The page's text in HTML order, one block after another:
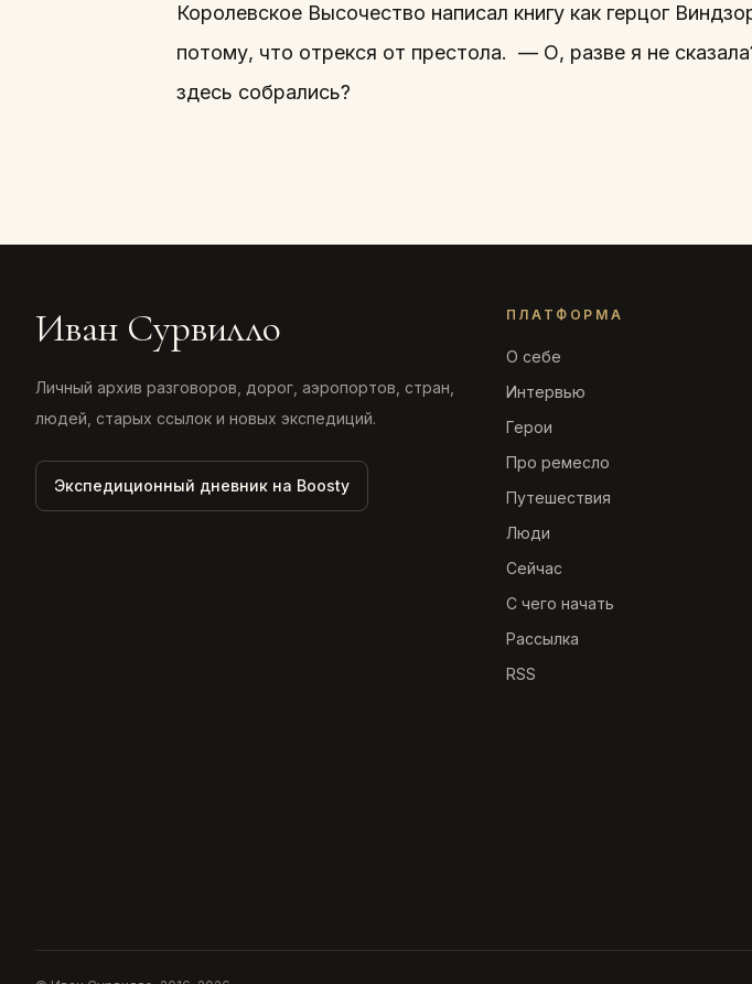
Королевское Высочество написал книгу как герцог
потому, что отрекся от престола. — О, разве я не
здесь собрались?
Иван Сурвилло
Личный архив разговоров, дорог, аэропортов, стран,
людей, старых ссылок и новых экспедиций.
Экспедиционный дневник на Boosty
ПЛАТФОРМА
О себе
Интервью
Герои
Про ремесло
Путешествия
Люди
Сейчас
С чего начать
Рассылка
RSS